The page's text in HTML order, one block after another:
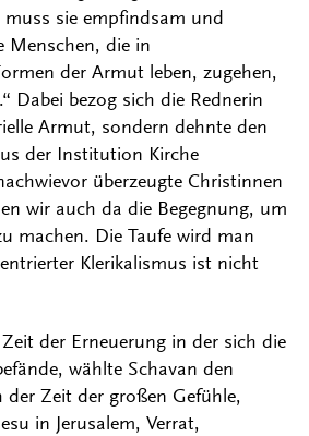
sie empfindsam und
Menschen, die in
der Armut leben, zugehen,
Dabei bezog sich die Rednerin
Armut, sondern dehnte den
der Institution Kirche
überzeugte Christinnen
wir auch da die Begegnung, um
machen. Die Taufe wird man
Klerikalismus ist nicht
der Erneuerung in der sich die
wählte Schavan den
der Zeit der großen Gefühle,
in Jerusalem, Verrat,